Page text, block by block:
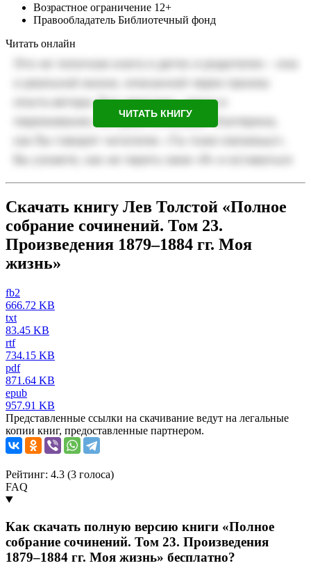
Возрастное ограничение 12+
Правообладатель Библиотечный фонд
Читать онлайн
ЧИТАТЬ КНИГУ
Скачать книгу Лев Толстой «Полное
собрание сочинений. Том 23.
Произведения 1879–1884 гг. Моя
жизнь»
fb2
666.72 KB
txt
83.45 KB
rtf
734.15 KB
pdf
871.64 KB
epub
957.91 KB
Представленные ссылки на скачивание ведут на легальные
копии книг, предоставленные партнером.
Рейтинг: 4.3 (3 голоса)
FAQ
Как скачать полную версию книги «Полное
собрание сочинений. Том 23. Произведения
1879–1884 гг. Моя жизнь» бесплатно?